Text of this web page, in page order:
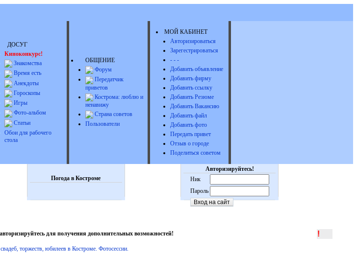
ДОСУГ
Киноконкурс!
Знакомства
Время есть
Анекдоты
Гороскопы
Игры
Фото-альбом
Статьи
Обои для рабочего
стола
ОБЩЕНИЕ
Форум
Передатчик
приветов
Кострома: люблю и
ненавижу
Страна советов
Пользователи
МОЙ КАБИНЕТ
Авторизироваться
Зарегестрироваться
- - -
Добавить объявление
Добавить фирму
Добавить ссылку
Добавить Резюме
Добавить Вакансию
Добавить файл
Добавить фото
Передать привет
Отзыв о городе
Поделиться советом
Погода в Костроме
Авторизируйтесь!
Ник
Пароль
для получения дополнительных возможностей! !